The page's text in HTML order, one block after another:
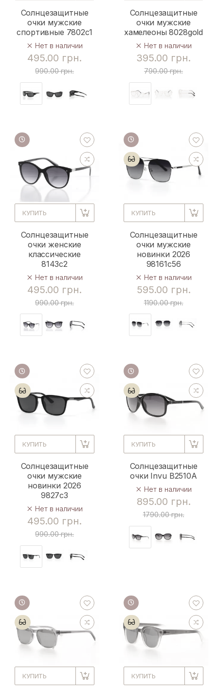
Солнцезащитные
очки мужские
спортивные 7802c1
Нет в наличии
495.00 грн.
990.00 грн.
Солнцезащитные
очки мужские
хамелеоны 8028gold
Нет в наличии
395.00 грн.
790.00 грн.
КУПИТЬ
Солнцезащитные
очки женские
классические
8143c2
Нет в наличии
495.00 грн.
990.00 грн.
КУПИТЬ
Солнцезащитные
очки мужские
новинки 2026
98161c56
Нет в наличии
595.00 грн.
1190.00 грн.
КУПИТЬ
Солнцезащитные
очки мужские
новинки 2026
9827c3
Нет в наличии
495.00 грн.
990.00 грн.
КУПИТЬ
Солнцезащитные
очки Invu B2510A
Нет в наличии
895.00 грн.
1790.00 грн.
КУПИТЬ КУПИТЬ